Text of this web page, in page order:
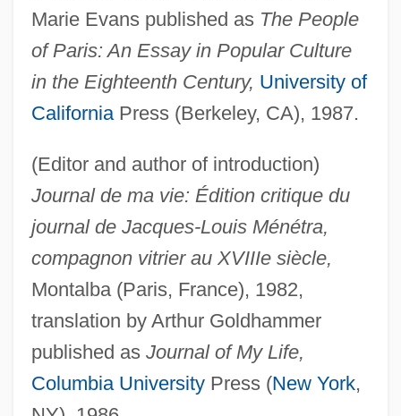
Marie Evans published as The People
of Paris: An Essay in Popular Culture
in the Eighteenth Century, University of
CaliforniaPress (Berkeley, CA), 1987.
(Editor and author of introduction)
Journal de ma vie: Édition critique du
journal de Jacques-Louis Ménétra,
compagnon vitrier au XVIIIe siècle,
Montalba (Paris, France), 1982,
translation by Arthur Goldhammer
published as Journal of My Life,
Columbia UniversityPress (New York,